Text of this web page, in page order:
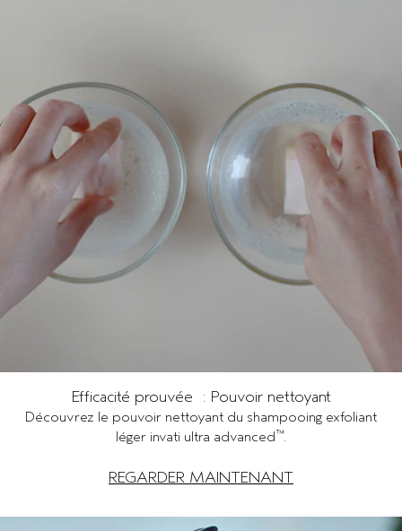
Efficacité prouvée : Pouvoir nettoyant
Découvrez le pouvoir nettoyant du shampooing exfoliant
léger invati ultra advanced™.
REGARDER MAINTENANT